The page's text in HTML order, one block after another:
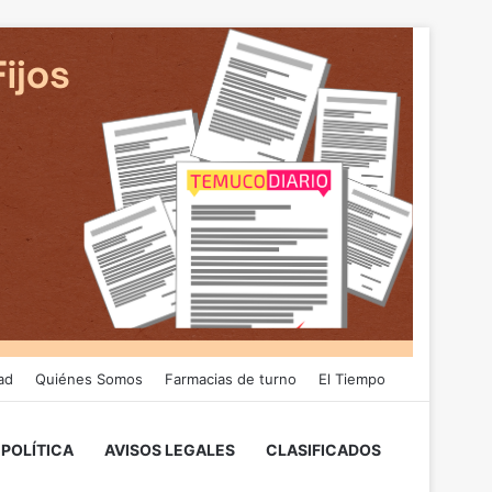
Quiénes Somos Farmacias de turno El Tiempo
POLÍTICA AVISOS LEGALES CLASIFICADOS